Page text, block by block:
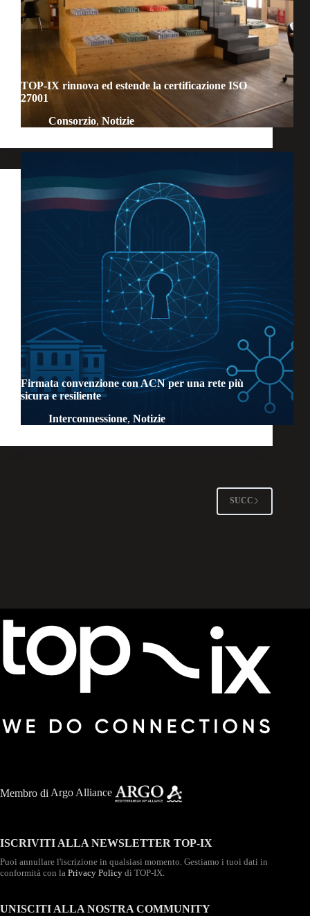
TOP-IX rinnova ed estende la certificazione ISO
27001
Consorzio, Notizie
Firmata convenzione con ACN per una rete più
sicura e resiliente
Interconnessione, Notizie
SUCC
Membro di Argo Alliance
ISCRIVITI ALLA NEWSLETTER TOP-IX
Puoi annullare l'iscrizione in qualsiasi momento. Gestiamo i tuoi dati in
conformità con la Privacy Policy di TOP-IX.
UNISCITI ALLA NOSTRA COMMUNITY